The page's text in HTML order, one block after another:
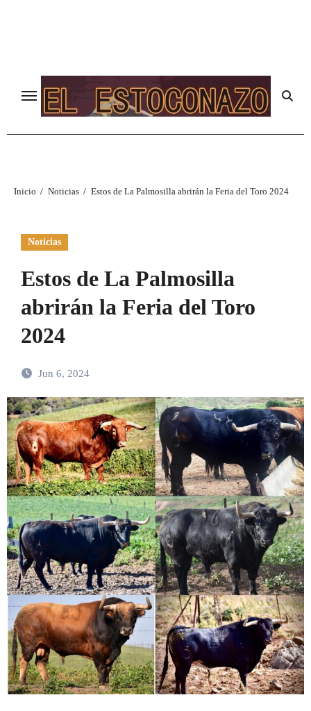
Inicio Noticias Estos de La Palmosilla abrirán la Feria del Toro 2024
Noticias
Estos de La Palmosilla
abrirán la Feria del Toro
2024
Jun 6, 2024